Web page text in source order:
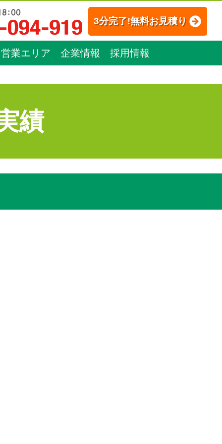
3分完了!無料お見積り
営業エリア 企業情報 採用情報
績